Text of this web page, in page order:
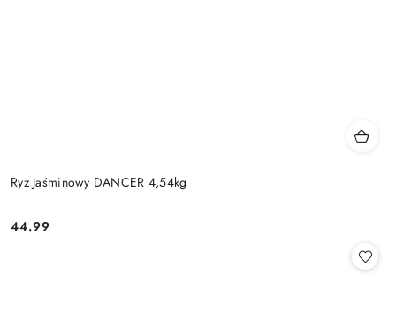
Ryż Jaśminowy DANCER 4,54kg
Cena:
44.99